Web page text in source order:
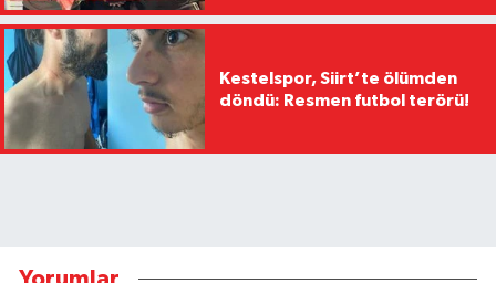
Kestelspor, Siirt’te ölümden
döndü: Resmen futbol terörü!